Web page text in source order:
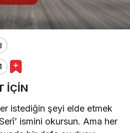
İÇİN
istediğin şeyi elde etmek
ismini okursun. Ama her